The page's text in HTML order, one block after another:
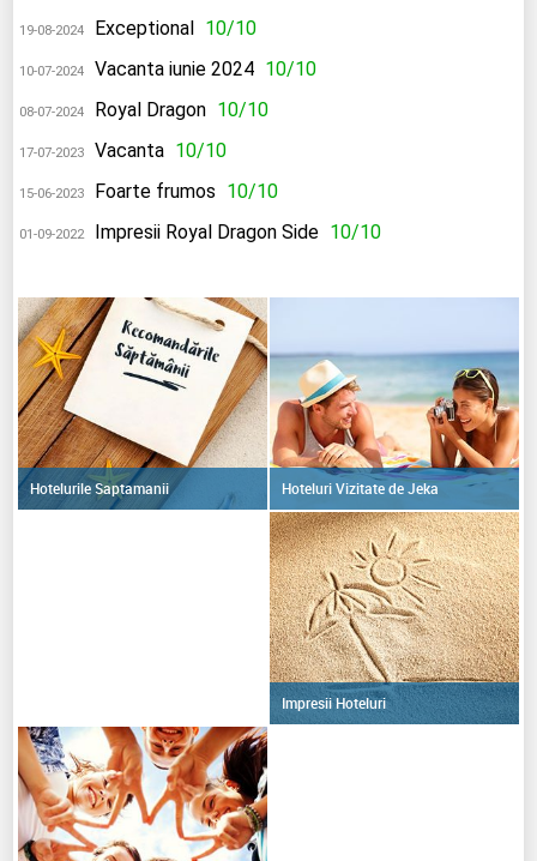
19-08-2024 Exceptional 10/10
10-07-2024 Vacanta iunie 2024 10/10
08-07-2024 Royal Dragon 10/10
17-07-2023 Vacanta 10/10
15-06-2023 Foarte frumos 10/10
01-09-2022 Impresii Royal Dragon Side 10/10
Hotelurile Saptamanii Hoteluri Vizitate de Jeka
Impresii Hoteluri